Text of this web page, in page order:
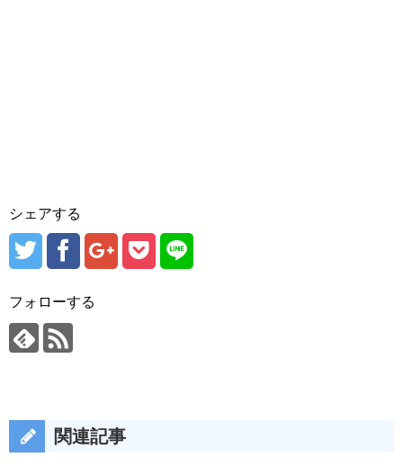
シェアする
フォローする
関連記事